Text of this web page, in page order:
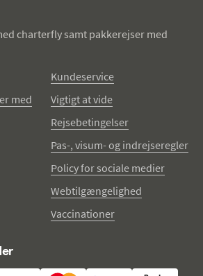
charterfly samt pakkerejser med
med
Kundeservice
Vigtigt at vide
Rejsebetingelser
Pas-, visum- og indrejseregler
Policy for sociale medier
Webtilgængelighed
Vaccinationer